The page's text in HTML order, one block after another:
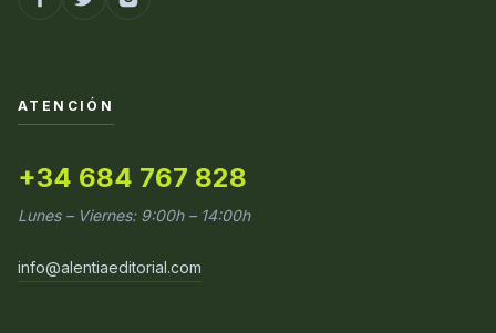
ATENCIÓN
+34 684 767 828
Lunes – Viernes: 9:00h – 14:00h
info@alentiaeditorial.com